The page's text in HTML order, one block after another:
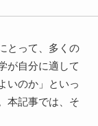
とって、多くの
が自分に適して
いのか」といっ
本記事では、そ